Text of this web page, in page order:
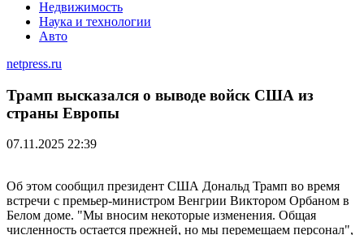
Недвижимость
Наука и технологии
Авто
netpress.ru
Трамп высказался о выводе войск США из
страны Европы
07.11.2025 22:39
Об этом сообщил президент США Дональд Трамп во время
встречи с премьер-министром Венгрии Виктором Орбаном в
Белом доме. "Мы вносим некоторые изменения. Общая
численность остается прежней, но мы перемещаем персонал",